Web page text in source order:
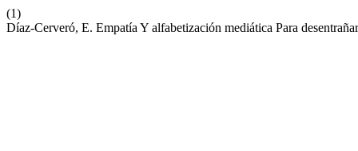
(1)
Díaz-Cerveró, E. Empatía Y alfabetización mediática Para